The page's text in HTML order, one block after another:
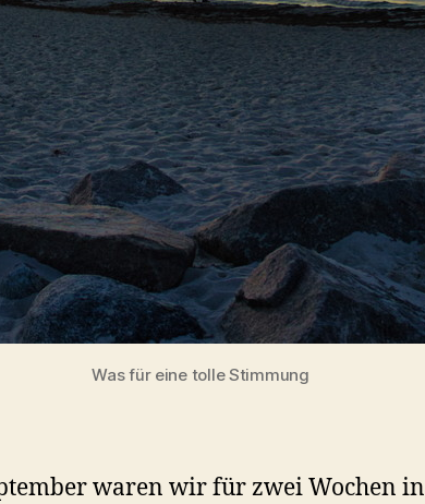
Was für eine tolle Stimmung
waren wir für zwei Wochen in